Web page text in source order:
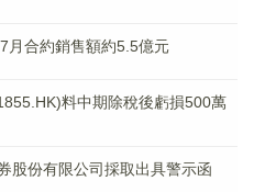
月合約銷售額約5.5億元
料中期除稅後虧損500萬
股份有限公司採取出具警示函